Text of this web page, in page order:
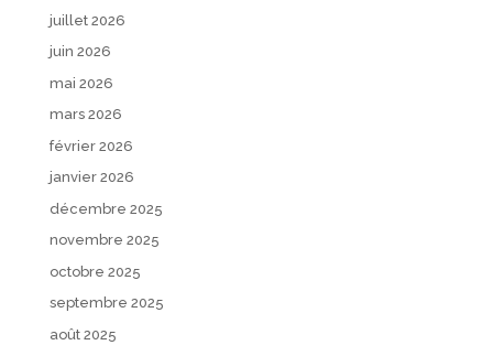
juillet 2026
juin 2026
mai 2026
mars 2026
février 2026
janvier 2026
décembre 2025
novembre 2025
octobre 2025
septembre 2025
août 2025